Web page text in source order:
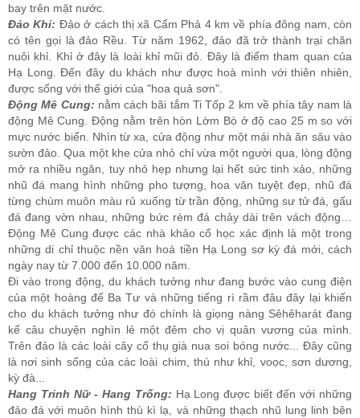
bay trên mặt nước.
Ðảo Khỉ: Ðảo ở cách thị xã Cẩm Phả 4 km về phía đông nam, còn
có tên gọi là đảo Rều. Từ năm 1962, đảo đã trở thành trại chăn
nuôi khỉ. Khỉ ở đây là loài khỉ mũi đỏ. Ðây là điểm tham quan của
Hạ Long. Ðến đây du khách như được hoà mình với thiên nhiên,
được sống với thế giới của "hoa quả sơn".
Động Mê Cung: nằm cách bãi tắm Ti Tốp 2 km về phía tây nam là
động Mê Cung. Động nằm trên hòn Lờm Bò ở độ cao 25 m so với
mực nước biển. Nhìn từ xa, cửa động như một mái nhà ăn sâu vào
sườn đảo. Qua một khe cửa nhỏ chỉ vừa một người qua, lòng động
mở ra nhiều ngăn, tuy nhỏ hẹp nhưng lại hết sức tinh xảo, những
nhũ đá mang hình những pho tượng, hoa văn tuyệt đẹp, nhũ đá
từng chùm muôn màu rủ xuống từ trần động, những sư tử đá, gấu
đá đang vờn nhau, những bức rèm đá chảy dài trên vách động…
Động Mê Cung được các nhà khảo cổ học xác định là một trong
những di chỉ thuộc nền văn hoá tiền Hạ Long sơ kỳ đá mới, cách
ngày nay từ 7.000 đến 10.000 năm.
Đi vào trong động, du khách tưởng như đang bước vào cung điện
của một hoàng đế Ba Tư và những tiếng rì rầm đâu đây lại khiến
cho du khách tưởng như đó chính là giọng nàng Sêhêharát đang
kể câu chuyện nghìn lẻ một đêm cho vị quân vương của mình.
Trên đảo là các loài cây cổ thụ già nua soi bóng nước... Đây cũng
là nơi sinh sống của các loài chim, thú như khỉ, voọc, sơn dương,
kỳ đà...
Hang Trinh Nữ - Hang Trống: Hạ Long được biết đến với những
đảo đá với muôn hình thù kì lạ, và những thạch nhũ lung linh bên